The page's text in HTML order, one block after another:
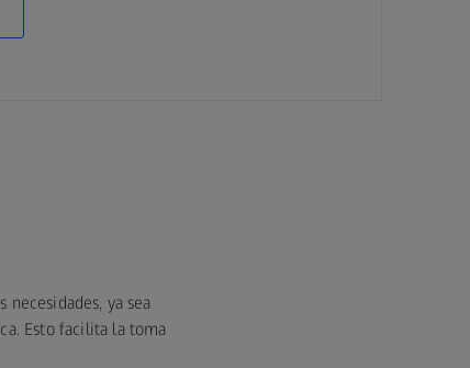
necesidades, ya sea
Esto facilita la toma